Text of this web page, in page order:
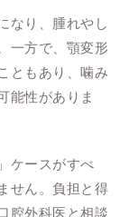
なり、腫れやし
一方で、顎変形
ともあり、噛み
能性がありま
ケースがすべ
せん。負担と得
腔外科医と相談